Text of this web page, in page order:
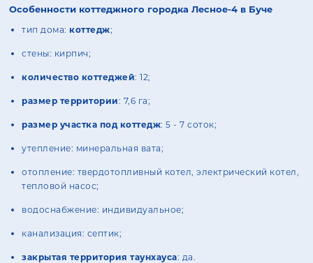
Особенности коттеджного городка Лесное-4 в Буче
тип дома:коттедж;
стены: кирпич;
количество коттеджей: 12;
размер территории: 7,6 га;
размер участка под коттедж: 5 - 7 соток;
утепление: минеральная вата;
отопление: твердотопливный котел, электрический котел,
тепловой насос;
водоснабжение: индивидуальное;
канализация: септик;
закрытая территория таунхауса: да.